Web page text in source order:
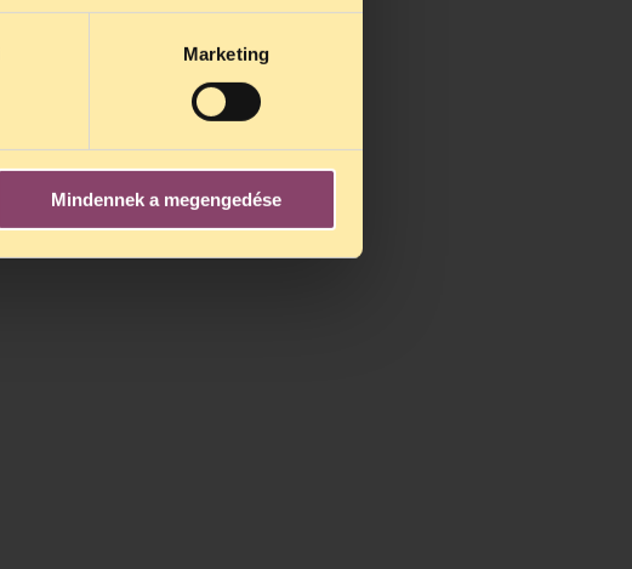
Marketing
Mindennek a megengedése